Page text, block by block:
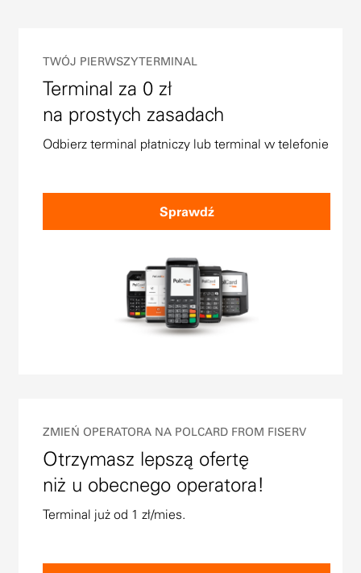
TWÓJ PIERWSZY TERMINAL
Terminal za 0 zł
na prostych zasadach
Odbierz terminal płatniczy lub terminal w telefonie
Sprawdź
ZMIEŃ OPERATORA NA POLCARD FROM FISERV
Otrzymasz lepszą ofertę
niż u obecnego operatora!
Terminal już od 1 zł/mies.